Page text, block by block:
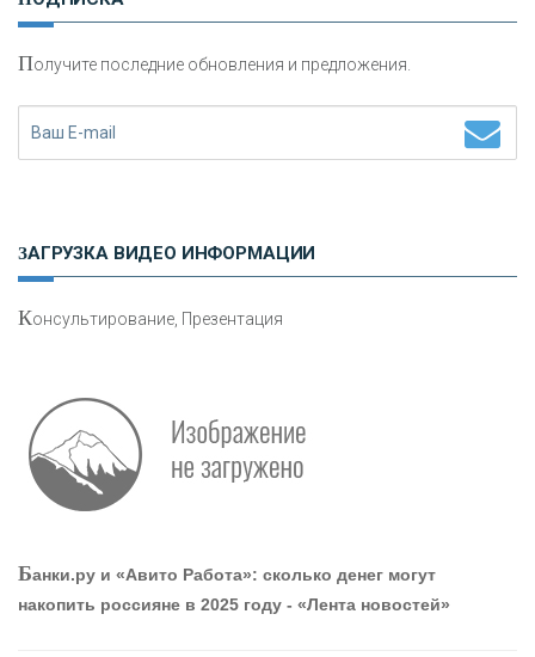
Работа мечты. Что банки делают для того, чтобы
привлечь и удержать персонал - «Интервью»
Получите последние обновления и предложения.
ЗАГРУЗКА ВИДЕО ИНФОРМАЦИИ
Консультирование, Презентация
Банки.ру и «Авито Работа»: сколько денег могут
накопить россияне в 2025 году - «Лента новостей»